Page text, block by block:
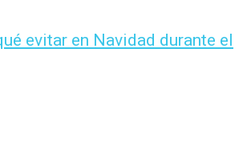
evitar en Navidad durante el